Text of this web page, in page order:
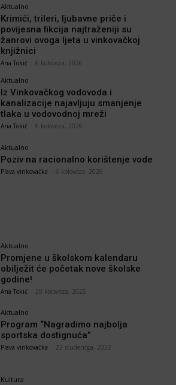
Aktualno
Krimići, trileri, ljubavne priče i
povijesna fikcija najtraženiji su
žanrovi ovoga ljeta u vinkovačkoj
knjižnici
Ana Tokić 6 kolovoza, 2026
Aktualno
Iz Vinkovačkog vodovoda i
kanalizacije najavljuju smanjenje
tlaka u vodovodnoj mreži
Ana Tokić 6 kolovoza, 2026
Aktualno
Poziv na racionalno korištenje vode
Plava vinkovačka 6 kolovoza, 2026
Aktualno
Promjene u školskom kalendaru
obilježit će početak nove školske
godine!
Ana Tokić 20 kolovoza, 2025
Aktualno
Program “Nagradimo najbolja
sportska dostignuća”
Plava vinkovačka 22 studenoga, 2022
Kultura